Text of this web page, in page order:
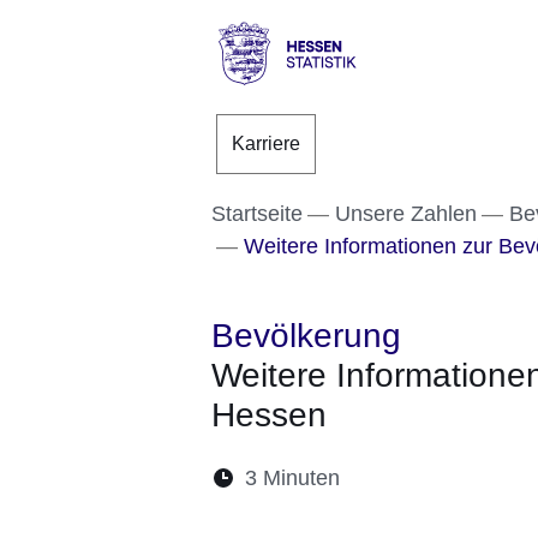
Direkt zum Kopf der
Direkt zum Inhalt
Direkt zum Fuß der
Statistik
Karriere
Startseite Unsere Zahlen
Weitere Informationen zur
Bevölkerung
Weitere
Hessen
Lesedauer:
3 Minuten